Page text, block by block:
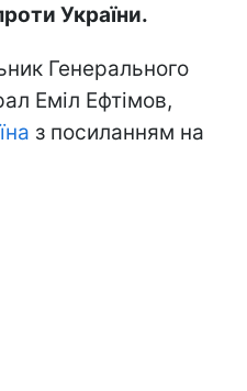
України.
Генерального
Еміл Ефтімов,
з посиланням на